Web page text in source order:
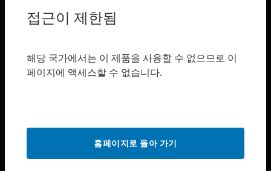
제품
toggle view
서비스
접근이 제한됨
해당 국가에서는 이 제품을 사용할 수 없으므로 이
페이지에 액세스할 수 없습니다.
홈페이지로 돌아 가기